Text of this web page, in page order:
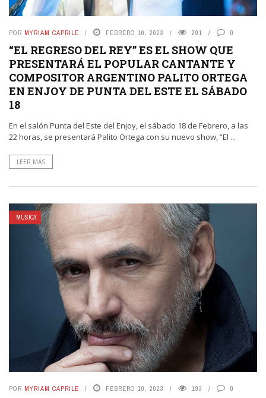
POR MYRIAM CAPRILE FEBRERO 10, 2023 291 0
“EL REGRESO DEL REY” ES EL SHOW QUE
PRESENTARÁ EL POPULAR CANTANTE Y
COMPOSITOR ARGENTINO PALITO ORTEGA
EN ENJOY DE PUNTA DEL ESTE EL SÁBADO
18
En el salón Punta del Este del Enjoy, el sábado 18 de Febrero, a las
22 horas, se presentará Palito Ortega con su nuevo show, “El ...
LEER MÁS
MÚSICA
POR MYRIAM CAPRILE FEBRERO 10, 2023 193 0